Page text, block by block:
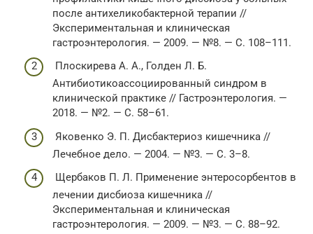
после антихеликобактерной терапии //
Экспериментальная и клиническая
гастроэнтерология. — 2009. — №8. — С. 108–111.
Плоскирева А. А., Голден Л. Б.
Антибиотикоассоциированный синдром в
клинической практике // Гастроэнтерология. —
2018. — №2. — С. 58–61.
Яковенко Э. П. Дисбактериоз кишечника //
Лечебное дело. — 2004. — №3. — С. 3–8.
Щербаков П. Л. Применение энтеросорбентов в
лечении дисбиоза кишечника //
Экспериментальная и клиническая
гастроэнтерология. — 2009. — №3. — С. 88–92.